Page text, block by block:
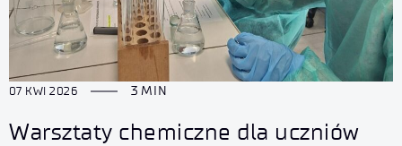
07 KWI 2026 3 MIN
Warsztaty chemiczne dla uczniów